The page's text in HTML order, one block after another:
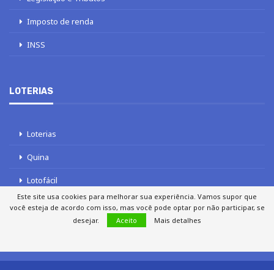
Imposto de renda
INSS
LOTERIAS
Loterias
Quina
Lotofácil
Mega-Sena
Este site usa cookies para melhorar sua experiência. Vamos supor que
você esteja de acordo com isso, mas você pode optar por não participar, se
desejar.
Aceito Mais detalhes